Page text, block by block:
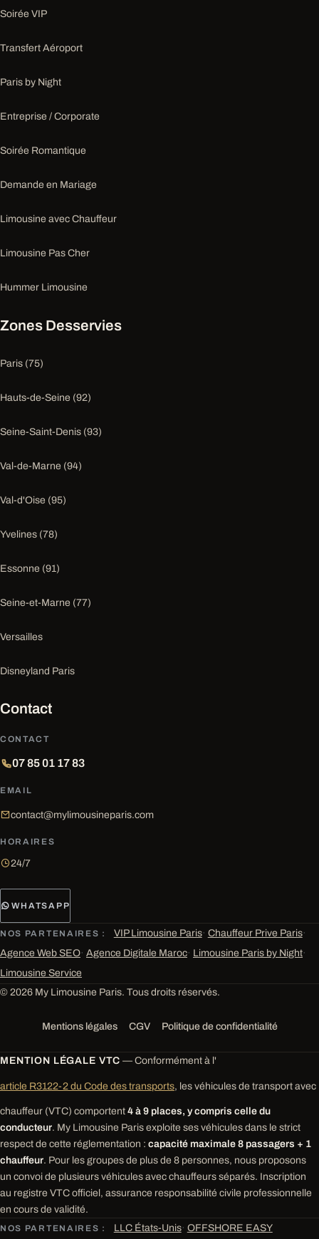
Soirée VIP
Transfert Aéroport
Paris by Night
Entreprise / Corporate
Soirée Romantique
Demande en Mariage
Limousine avec Chauffeur
Limousine Pas Cher
Hummer Limousine
Zones Desservies
Paris (75)
Hauts-de-Seine (92)
Seine-Saint-Denis (93)
Val-de-Marne (94)
Val-d'Oise (95)
Yvelines (78)
Essonne (91)
Seine-et-Marne (77)
Versailles
Disneyland Paris
Contact
CONTACT
07 85 01 17 83
EMAIL
contact@mylimousineparis.com
HORAIRES
24/7
WHATSAPP
NOS PARTENAIRES : VIP Limousine Paris· Chauffeur Prive Paris·
Agence Web SEO· Agence Digitale Maroc· Limousine Paris by Night·
Limousine Service
© 2026 My Limousine Paris. Tous droits réservés.
Mentions légales CGV Politique de confidentialité
MENTION LÉGALE VTC — Conformément à l'
article R3122-2 du Code des transports, les véhicules de transport avec
chauffeur (VTC) comportent 4 à 9 places, y compris celle du
conducteur. My Limousine Paris exploite ses véhicules dans le strict
respect de cette réglementation : capacité maximale 8 passagers + 1
chauffeur. Pour les groupes de plus de 8 personnes, nous proposons
un convoi de plusieurs véhicules avec chauffeurs séparés. Inscription
au registre VTC officiel, assurance responsabilité civile professionnelle
en cours de validité.
NOS PARTENAIRES : LLC États-Unis· OFFSHORE EASY